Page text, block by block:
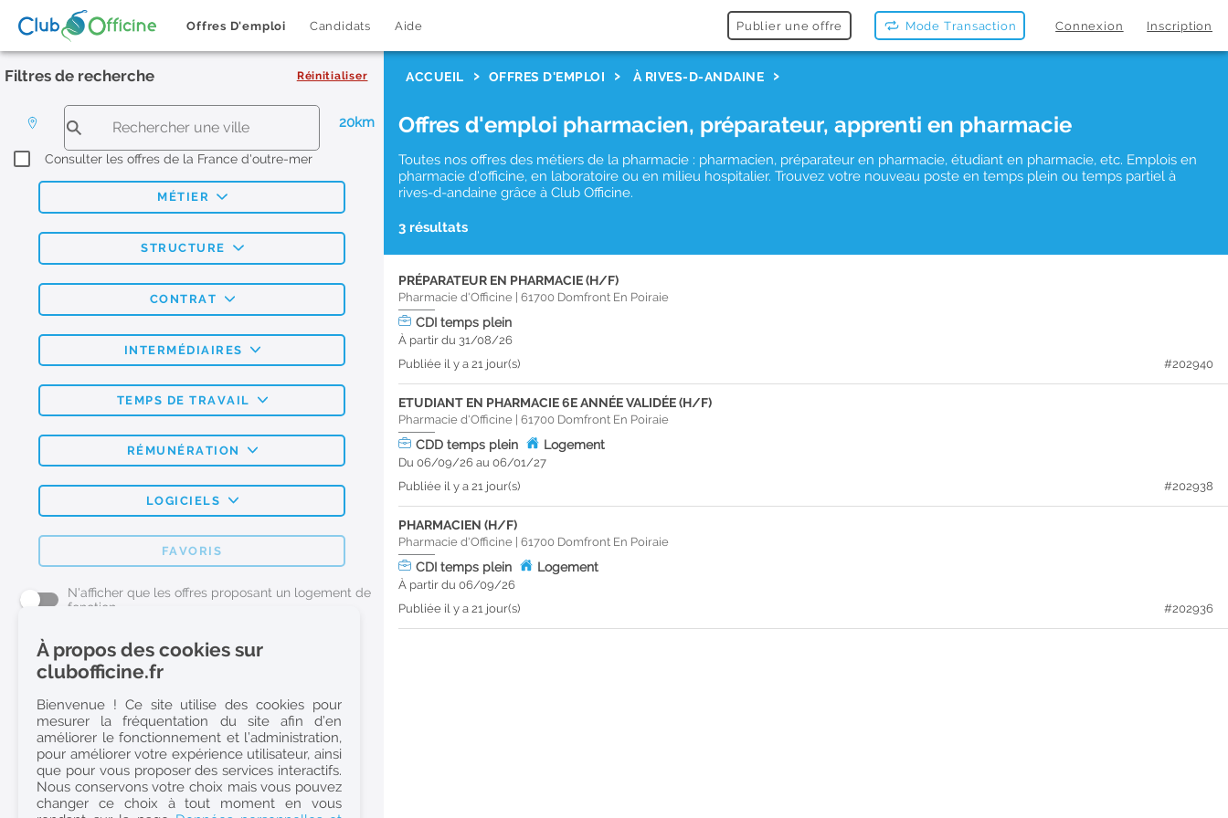
Offres D'emploi Candidats Aide Publier une offre Mode Transaction Connexion Inscription
Filtres de recherche Réinitialiser
20km
Consulter les offres de la France d'outre-mer
MÉTIER
STRUCTURE
CONTRAT
INTERMÉDIAIRES
TEMPS DE TRAVAIL
RÉMUNÉRATION
LOGICIELS
FAVORIS
N'afficher que les offres proposant un logement de
fonction
L'emploi Pharmacie par métier
Pharmacien (H/F)
Préparateur en Pharmacie (H/F)
Etudiant en Pharmacie (H/F)
Etudiant en Pharmacie 6e année validée (H/F)
Conseiller Dermo Cosmetique - Esthéticienne (H/F)
ACCUEIL OFFRES D'EMPLOI À RIVES-D-ANDAINE
Offres d'emploi pharmacien, préparateur, apprenti en pharmacie
Toutes nos offres des métiers de la pharmacie : pharmacien, préparateur en pharmacie, étudiant en pharmacie, etc. Emplois en
pharmacie d'officine, en laboratoire ou en milieu hospitalier. Trouvez votre nouveau poste en temps plein ou temps partiel à
rives-d-andaine grâce à Club Officine.
3 résultats
PRÉPARATEUR EN PHARMACIE (H/F)
Pharmacie d'Officine |61700 Domfront En Poiraie
CDItemps plein
À partir du 31/08/26
Publiée il y a 21 jour(s)
#202940
ETUDIANT EN PHARMACIE 6E ANNÉE VALIDÉE (H/F)
Pharmacie d'Officine |61700 Domfront En Poiraie
CDDtemps plein Logement
Du 06/09/26 au 06/01/27
Publiée il y a 21 jour(s)
#202938
PHARMACIEN (H/F)
Pharmacie d'Officine |61700 Domfront En Poiraie
CDItemps plein Logement
À partir du 06/09/26
Publiée il y a 21 jour(s)
#202936
À propos des cookies sur
clubofficine.fr
Bienvenue ! Ce site utilise des cookies pour
mesurer la fréquentation du site afin d’en
améliorer le fonctionnement et l’administration,
pour améliorer votre expérience utilisateur, ainsi
que pour vous proposer des services interactifs.
Nous conservons votre choix mais vous pouvez
changer ce choix à tout moment en vous